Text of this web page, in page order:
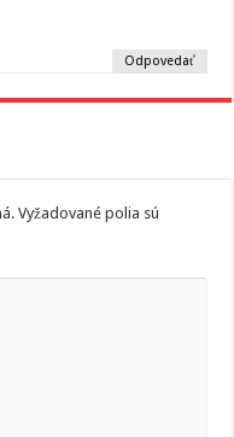
Odpovedať
Vyžadované polia sú